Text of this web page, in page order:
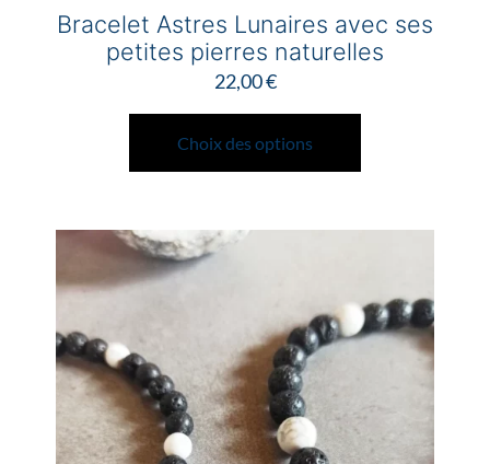
Bracelet Astres Lunaires avec ses
petites pierres naturelles
22,00€
Choix des options
Ce
a
variations.
options
peuvent
choisies
sur
la